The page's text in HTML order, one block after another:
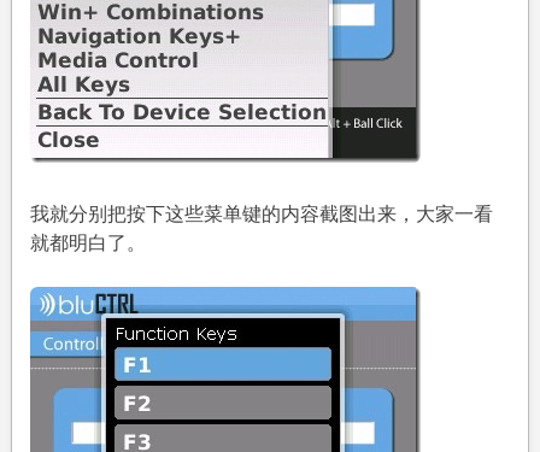
我就分别把按下这些菜单键的内容截图出来，大家一看
就都明白了。